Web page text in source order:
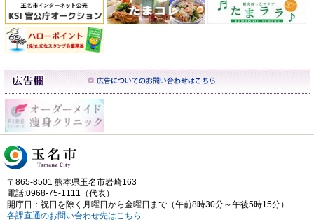
〒865-8501 熊本県玉名市岩崎163
電話:0968-75-1111（代表）
開庁日：祝日を除く月曜日から金曜日まで（午前8時30分～午後5時15分）
各課直通のお問い合わせ先はこちら